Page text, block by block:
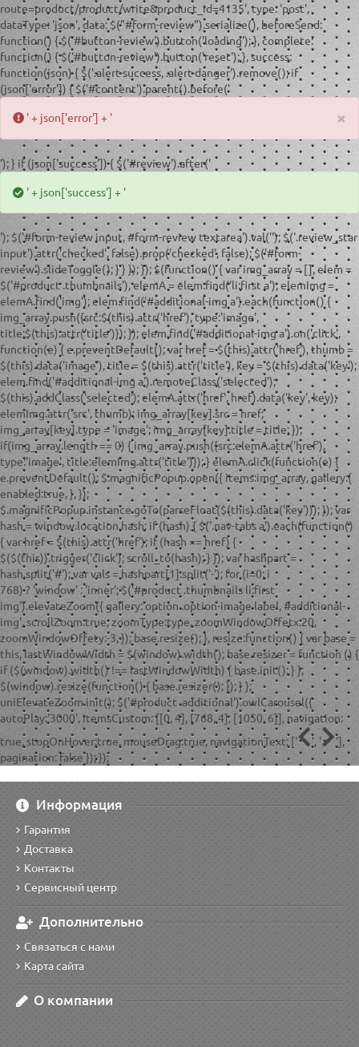
route=product/product/write&product_id=4135', type: 'post',
dataType: 'json', data: $("#form-review").serialize(), beforeSend:
function() { $('#button-review').button('loading'); }, complete:
function() { $('#button-review').button('reset'); }, success:
function(json) { $('.alert-success, .alert-danger').remove(); if
(json['error']) { $('#content').parent().before('
' + json['error'] + ' ×
'); } if (json['success']) { $('#review').after('
' + json['success'] + '
'); $('#form-review input, #form-review textarea').val(''); $('.review_star
input').attr('checked', false).prop('checked', false); $('#form-
review').slideToggle(); } } }); }); $(function() { var img_array = [], elem =
$('#product .thumbnails'), elemA = elem.find('li:first a'), elemImg =
elemA.find('img'); elem.find('#additional-img a').each(function() {
img_array.push({src:$(this).attr('href'), type:'image',
title:$(this).attr('title')}); }); elem.find('#additional-img a').on('click',
function(e) { e.preventDefault(); var href = $(this).attr('href'), thumb =
$(this).data('image'), title = $(this).attr('title'), key = $(this).data('key');
elem.find('#additional-img a').removeClass('selected');
$(this).addClass('selected'); elemA.attr('href', href).data('key', key);
elemImg.attr('src', thumb); img_array[key].src = href;
img_array[key].type = 'image'; img_array[key].title = title; });
if(img_array.length == 0) { img_array.push({src:elemA.attr('href'),
type:'image', title:elemImg.attr('title')}); } elemA.click(function(e) {
e.preventDefault(); $.magnificPopup.open({ items:img_array, gallery:{
enabled:true, }, });
$.magnificPopup.instance.goTo(parseFloat($(this).data('key'))); }); var
hash = window.location.hash; if (hash) { $('.nav-tabs a').each(function()
{ var href = $(this).attr('href'); if (hash == href) {
$($(this)).trigger('click'); scroll_to(hash); } }); var hashpart =
hash.split('#'); var vals = hashpart[1].split('-'); for (i=0; i
768) ? 'window' : 'inner'; $('#product .thumbnails li:first
img').elevateZoom({ gallery:'option .option-image label, #additional-
img', scrollZoom:true, zoomType:type, zoomWindowOffetx:20,
zoomWindowOffety:-3, }); base.resize(); }, resize:function() { var base =
this, lastWindowWidth = $(window).width(); base.resizer = function () {
if ($(window).width() !== lastWindowWidth) { base.init(); } };
$(window).resize(function() { base.resizer(); }); } };
uniElevateZoom.init(); $('#product .additional').owlCarousel({
autoPlay:'3000', itemsCustom: [[0, 4], [768, 4], [1050, 6]], navigation:
true, stopOnHover:true, mouseDrag:true, navigationText: ['
', '
'],
pagination: false }); });
Информация
Гарантия
Доставка
Контакты
Сервисный центр
Дополнительно
Связаться с нами
Карта сайта
О компании